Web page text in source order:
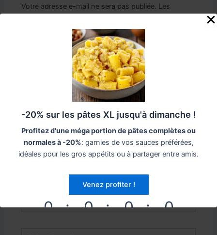
-20% sur les pâtes XL jusqu'à dimanche !
Profitez d'une méga portion de pâtes complètes ou
normales à -20%: garnies de vos sauces préférées,
idéales pour les gros appétits ou à partager entre amis.
Venez profiter !
0 0 0 0
Votre adresse e-mail ne sera pas publiée. Les
Name*